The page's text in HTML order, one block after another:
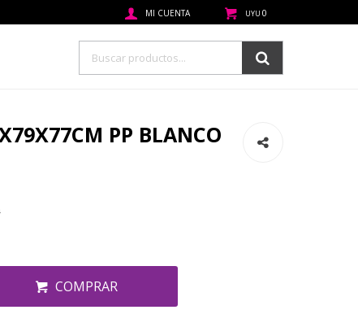
UYU 0
PP BLANCO
COMPRAR